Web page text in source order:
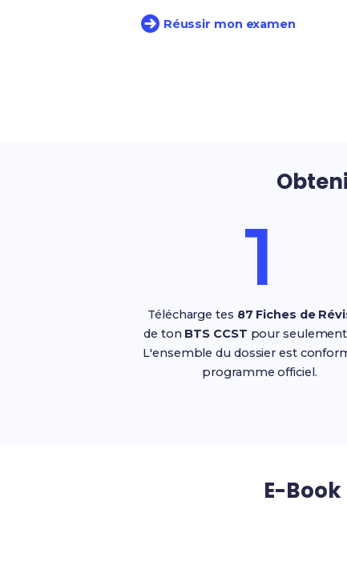
Réussir mon examen
1
Télécharge tes 87 Fiches de
de ton BTS CCST pour seulement
L'ensemble du dossier est
programme officiel.
E-